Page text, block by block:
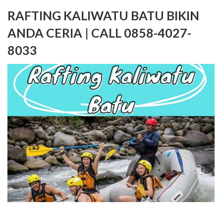
RAFTING KALIWATU BATU BIKIN
ANDA CERIA | CALL 0858-4027-
8033